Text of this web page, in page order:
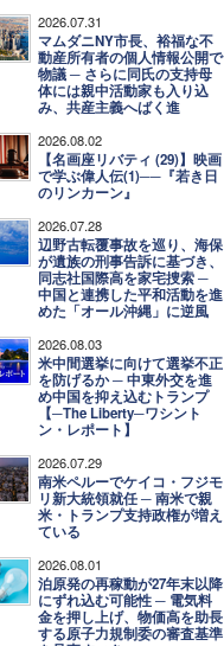
2026.07.31
マムダニNY市長、裕福な不
動産所有者の個人情報公開で
物議 ─ さらに同氏の支持母
体には親中活動家も入り込
み、共産主義へばく進
2026.08.02
【名画座リバティ (29)】映画
で学ぶ偉人伝(1)──『若き日
のリンカーン』
2026.07.28
辺野古転覆事故を巡り、海保
が遺族の刑事告訴に基づき、
同志社国際高を家宅捜索 ─
中国と連携した平和活動を進
めた「オール沖縄」に逆風
2026.08.03
米中間選挙に向けて選挙不正
を防げるか ─ 中東外交を進
め中国を抑え込むトランプ
【─The Liberty─ワシント
ン・レポート】
2026.07.29
南米ペルーでケイコ・フジモ
リ新大統領就任 ─ 南米で親
米・トランプ支持政権が増え
ている
2026.08.01
泊原発の再稼動が27年末以降
にずれ込む可能性 ─ 電気料
金を押し上げ、物価高を助長
する原子力規制委の審査基準